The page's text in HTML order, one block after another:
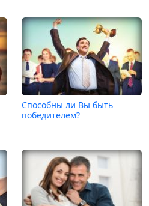
Способны ли Вы быть
победителем?